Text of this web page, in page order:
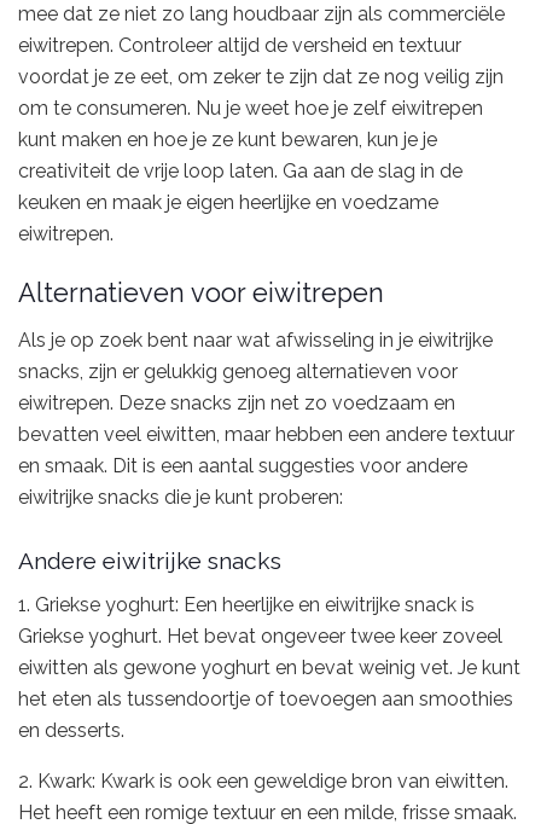
mee dat ze niet zo lang houdbaar zijn als commerciële
eiwitrepen. Controleer altijd de versheid en textuur
voordat je ze eet, om zeker te zijn dat ze nog veilig zijn
om te consumeren. Nu je weet hoe je zelf eiwitrepen
kunt maken en hoe je ze kunt bewaren, kun je je
creativiteit de vrije loop laten. Ga aan de slag in de
keuken en maak je eigen heerlijke en voedzame
eiwitrepen.
Alternatieven voor eiwitrepen
Als je op zoek bent naar wat afwisseling in je eiwitrijke
snacks, zijn er gelukkig genoeg alternatieven voor
eiwitrepen. Deze snacks zijn net zo voedzaam en
bevatten veel eiwitten, maar hebben een andere textuur
en smaak. Dit is een aantal suggesties voor andere
eiwitrijke snacks die je kunt proberen:
Andere eiwitrijke snacks
1. Griekse yoghurt: Een heerlijke en eiwitrijke snack is
Griekse yoghurt. Het bevat ongeveer twee keer zoveel
eiwitten als gewone yoghurt en bevat weinig vet. Je kunt
het eten als tussendoortje of toevoegen aan smoothies
en desserts.
2. Kwark: Kwark is ook een geweldige bron van eiwitten.
Het heeft een romige textuur en een milde, frisse smaak.